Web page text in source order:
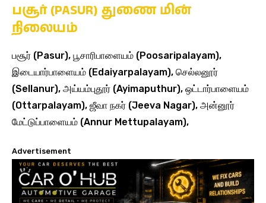
பசூர் (PASUR) துணை மின்
நிலையம்
பசூர் (Pasur), பூசாரிபாளையம் (Poosaripalayam),
இடையார்பாளையம் (Edaiyarpalayam), செல்லனூர்
(Sellanur), அய்யம்புதூர் (Ayimaputhur), ஒட்டார்பாளையம்
(Ottarpalayam), ஜீவா நகர் (Jeeva Nagar), அன்னூர்
மேட்டுப்பாளையம் (Annur Mettupalayam),
Advertisement